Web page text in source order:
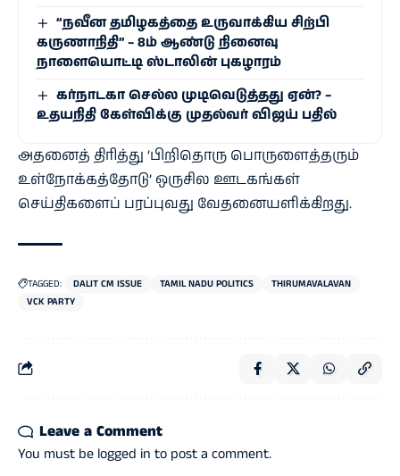
“நவீன தமிழகத்தை உருவாக்கிய சிற்பி
கருணாநிதி” – 8ம் ஆண்டு நினைவு
நாளையொட்டி ஸ்டாலின் புகழாரம்
கர்நாடகா செல்ல முடிவெடுத்தது ஏன்? –
உதயநிதி கேள்விக்கு முதல்வர் விஜய் பதில்
அதனைத் திரித்து ‘பிறிதொரு பொருளைத்தரும்
உள்நோக்கத்தோடு’ ஒருசில ஊடகங்கள்
செய்திகளைப் பரப்புவது வேதனையளிக்கிறது.
TAGGED: DALIT CM ISSUE TAMIL NADU POLITICS
THIRUMAVALAVAN
VCK PARTY
Leave a Comment
You must be logged in to post a comment.